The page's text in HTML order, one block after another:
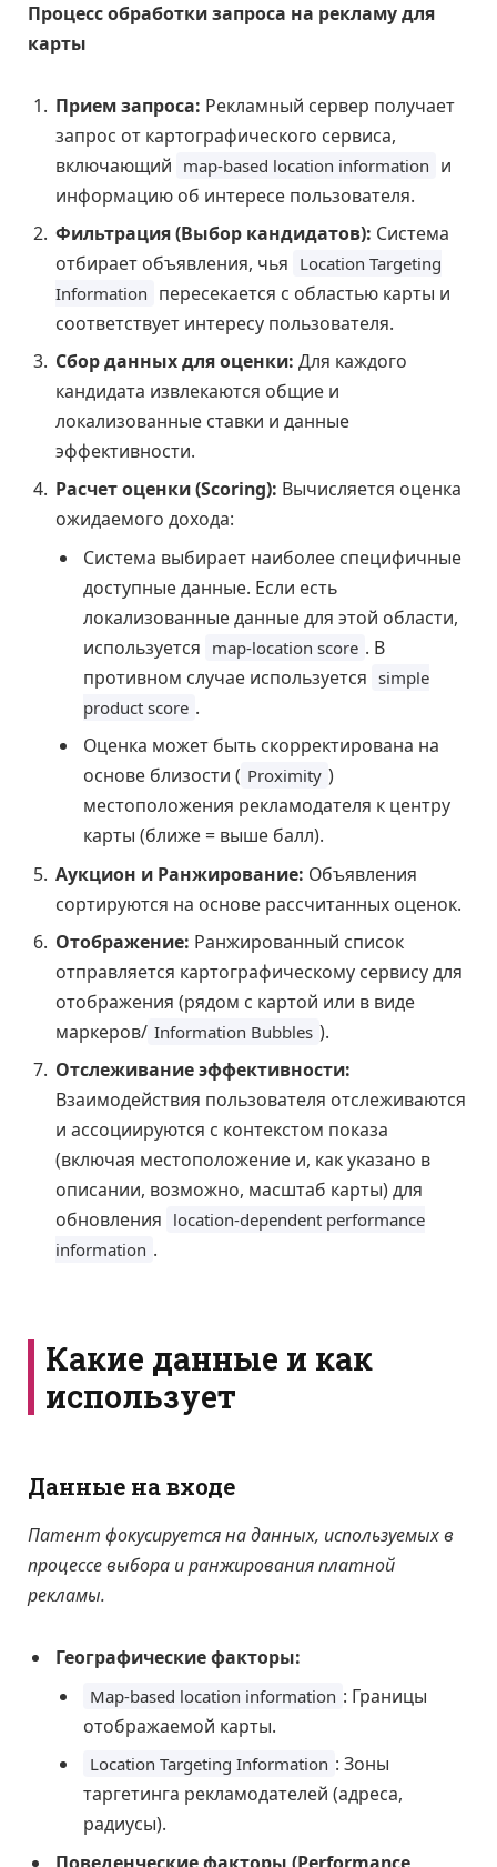
Процесс обработки запроса на рекламу для
карты
Прием запроса: Рекламный сервер получает
запрос от картографического сервиса,
включающий map-based location information и
информацию об интересе пользователя.
Фильтрация (Выбор кандидатов): Система
отбирает объявления, чья Location Targeting
Information пересекается с областью карты и
соответствует интересу пользователя.
Сбор данных для оценки: Для каждого
кандидата извлекаются общие и
локализованные ставки и данные
эффективности.
Расчет оценки (Scoring): Вычисляется оценка
ожидаемого дохода:
Система выбирает наиболее специфичные
доступные данные. Если есть
локализованные данные для этой области,
используется map-location score . В
противном случае используется simple
product score .
Оценка может быть скорректирована на
основе близости ( Proximity )
местоположения рекламодателя к центру
карты (ближе = выше балл).
Аукцион и Ранжирование: Объявления
сортируются на основе рассчитанных оценок.
Отображение: Ранжированный список
отправляется картографическому сервису для
отображения (рядом с картой или в виде
маркеров/ Information Bubbles ).
Отслеживание эффективности:
Взаимодействия пользователя отслеживаются
и ассоциируются с контекстом показа
(включая местоположение и, как указано в
описании, возможно, масштаб карты) для
обновления location-dependent performance
information .
Какие данные и как
использует
Данные на входе
Патент фокусируется на данных, используемых в
процессе выбора и ранжирования платной
рекламы.
Географические факторы:
Map-based location information : Границы
отображаемой карты.
Location Targeting Information : Зоны
таргетинга рекламодателей (адреса,
радиусы).
Поведенческие факторы (Performance